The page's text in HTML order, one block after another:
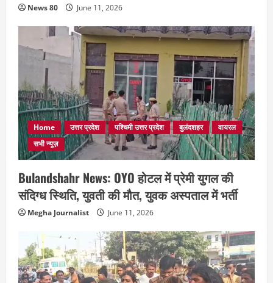
News 80 June 11, 2026
Home उत्तर प्रदेश पश्चिमी उत्तर प्रदेश बुलंदशहर
वायरल
सभी न्यूज़
Bulandshahr News: OYO होटल में प्रेमी युगल की
संदिग्ध स्थिति, युवती की मौत, युवक अस्पताल में भर्ती
Megha Journalist June 11, 2026